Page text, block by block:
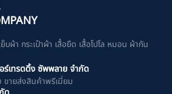
ผ้า กระเป๋าผ้า เสื้อยืด เสื้อโปโล หมอน ผ้ากัน
ร์เทรดดิ้ง ซัพพลาย จำกัด
ขายส่งสินค้าพรีเมี่ยม